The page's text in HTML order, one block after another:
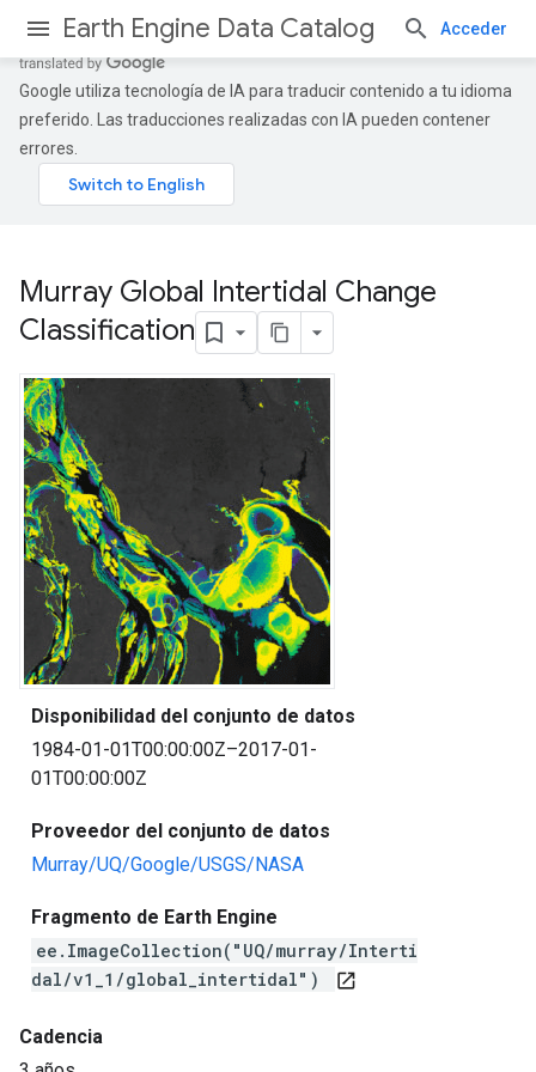
Earth Engine Data Catalog Acceder
Google utiliza tecnología de IA para traducir contenido a tu idioma
preferido. Las traducciones realizadas con IA pueden contener
errores.
Murray Global Intertidal Change
Classification
Disponibilidad del conjunto de datos
1984-01-01T00:00:00Z–2017-01-
01T00:00:00Z
Proveedor del conjunto de datos
Murray/UQ/Google/USGS/NASA
Fragmento de Earth Engine
ee.ImageCollection("UQ/murray/Interti
dal/v1_1/global_intertidal")
open_in_new
Cadencia